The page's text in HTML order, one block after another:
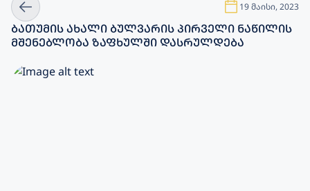
19 მაისი, 2023
ᲑᲐᲗᲣᲛᲘᲡ ᲐᲮᲐᲚᲘ ᲑᲣᲚᲕᲐᲠᲘᲡ ᲞᲘᲠᲕᲔᲚᲘ ᲜᲐᲬᲘᲚᲘᲡ
ᲛᲨᲔᲜᲔᲑᲚᲝᲑᲐ ᲖᲐᲤᲮᲣᲚᲨᲘ ᲓᲐᲡᲠᲣᲚᲓᲔᲑᲐ